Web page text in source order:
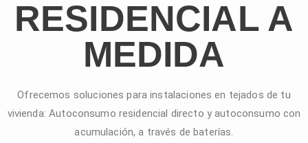
RESIDENCIAL A
MEDIDA
Ofrecemos soluciones para instalaciones en tejados de tu
vivienda: Autoconsumo residencial directo y autoconsumo con
acumulación, a través de baterías.